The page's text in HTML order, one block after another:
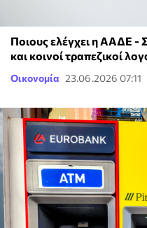
Ποιους ελέγχει η ΑΑΔΕ -
και κοινοί τραπεζικοί
Οικονομία 23.06.2026 07:11